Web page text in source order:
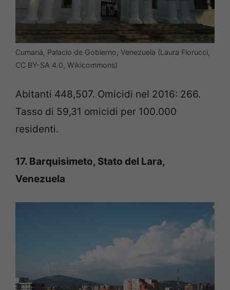
Cumaná, Palacio de Gobierno, Venezuela (Laura Fiorucci,
CC BY-SA 4.0, Wikicommons)
Abitanti 448,507. Omicidi nel 2016: 266.
Tasso di 59,31 omicidi per 100.000
residenti.
17. Barquisimeto, Stato del Lara,
Venezuela